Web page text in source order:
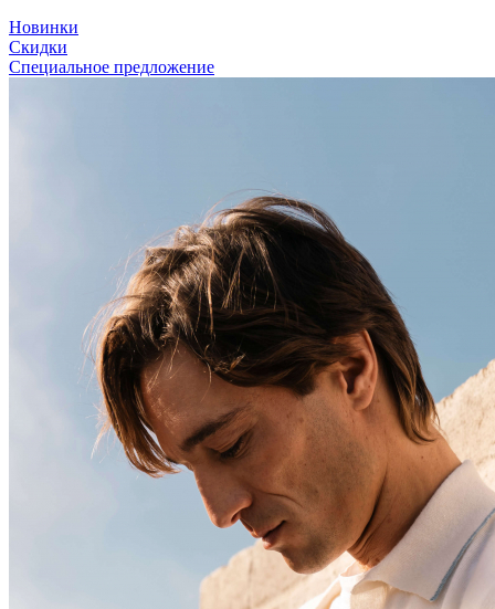
Новинки
Скидки
Специальное предложение